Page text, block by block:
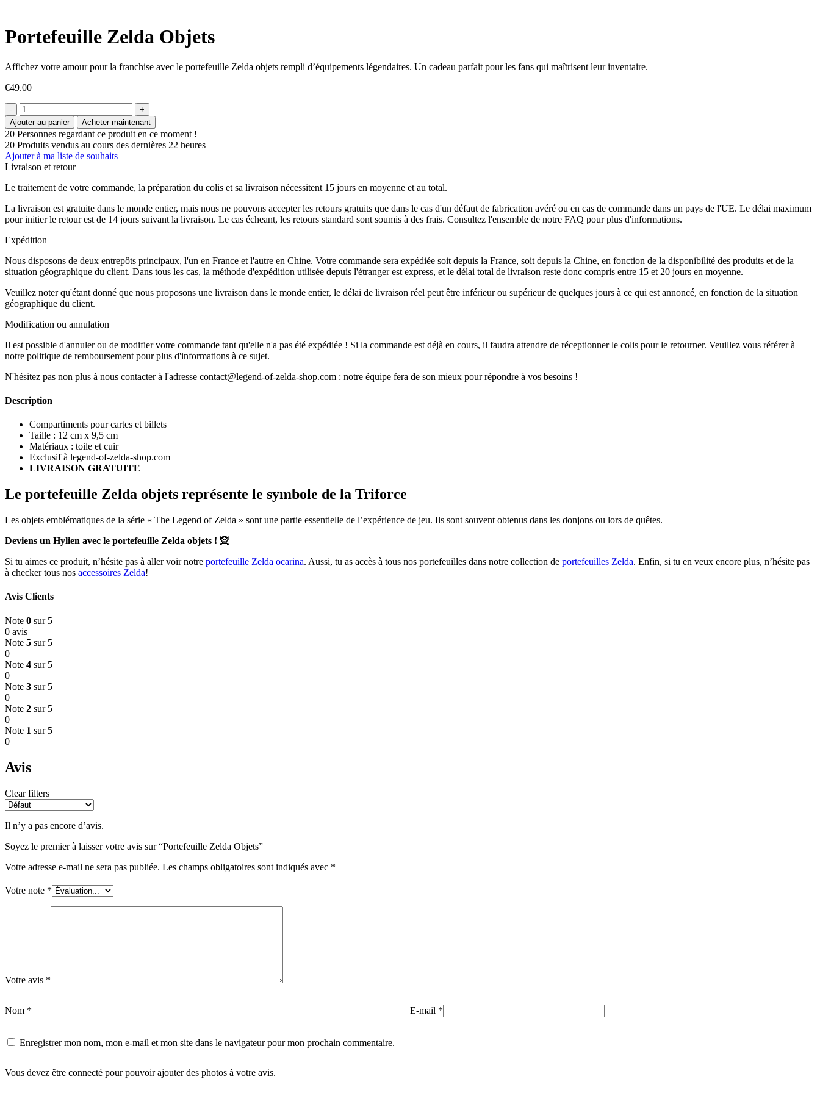
Portefeuille Zelda Objets
Affichez votre amour pour la franchise avec le portefeuille Zelda objets rempli d’équipements légendaires. Un cadeau parfait pour les fans qui maîtrisent leur inventaire.
€49.00
Ajouter au panier Acheter maintenant
20 Personnes regardant ce produit en ce moment !
20 Produits vendus au cours des dernières 22 heures
Ajouter à ma liste de souhaits
Livraison et retour
Le traitement de votre commande, la préparation du colis et sa livraison nécessitent 15 jours en moyenne et au total.
La livraison est gratuite dans le monde entier, mais nous ne pouvons accepter les retours gratuits que dans le cas d'un défaut de fabrication avéré ou en cas de commande dans un pays de l'UE. Le délai maximum
pour initier le retour est de 14 jours suivant la livraison. Le cas écheant, les retours standard sont soumis à des frais. Consultez l'ensemble de notre FAQ pour plus d'informations.
Expédition
Nous disposons de deux entrepôts principaux, l'un en France et l'autre en Chine. Votre commande sera expédiée soit depuis la France, soit depuis la Chine, en fonction de la disponibilité des produits et de la
situation géographique du client. Dans tous les cas, la méthode d'expédition utilisée depuis l'étranger est express, et le délai total de livraison reste donc compris entre 15 et 20 jours en moyenne.
Veuillez noter qu'étant donné que nous proposons une livraison dans le monde entier, le délai de livraison réel peut être inférieur ou supérieur de quelques jours à ce qui est annoncé, en fonction de la situation
géographique du client.
Modification ou annulation
Il est possible d'annuler ou de modifier votre commande tant qu'elle n'a pas été expédiée ! Si la commande est déjà en cours, il faudra attendre de réceptionner le colis pour le retourner. Veuillez vous référer à
notre politique de remboursement pour plus d'informations à ce sujet.
N'hésitez pas non plus à nous contacter à l'adresse contact@legend-of-zelda-shop.com : notre équipe fera de son mieux pour répondre à vos besoins !
Description
Compartiments pour cartes et billets
Taille : 12 cm x 9,5 cm
Matériaux : toile et cuir
Exclusif à legend-of-zelda-shop.com
LIVRAISON GRATUITE
Le portefeuille Zelda objets représente le symbole de la Triforce
Les objets emblématiques de la série « The Legend of Zelda » sont une partie essentielle de l’expérience de jeu. Ils sont souvent obtenus dans les donjons ou lors de quêtes.
Deviens un Hylien avec le portefeuille Zelda objets ! 🧝
Si tu aimes ce produit, n’hésite pas à aller voir notre portefeuille Zelda ocarina. Aussi, tu as accès à tous nos portefeuilles dans notre collection de portefeuilles Zelda. Enfin, si tu en veux encore plus, n’hésite pas
à checker tous nos accessoires Zelda!
Avis Clients
Note 0 sur 5
0 avis
Note 5 sur 5
0
Note 4 sur 5
0
Note 3 sur 5
0
Note 2 sur 5
0
Note 1 sur 5
0
Avis
Clear filters
Il n’y a pas encore d’avis.
Soyez le premier à laisser votre avis sur “Portefeuille Zelda Objets”
Votre adresse e-mail ne sera pas publiée. Les champs obligatoires sont indiqués avec *
Votre note *
Votre avis *
Nom * E-mail *
Enregistrer mon nom, mon e-mail et mon site dans le navigateur pour mon prochain commentaire.
Vous devez être connecté pour pouvoir ajouter des photos à votre avis.